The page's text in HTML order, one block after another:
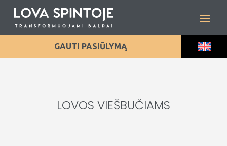
GAUTI PASIŪLYMĄ
LOVOS VIEŠBUČIAMS